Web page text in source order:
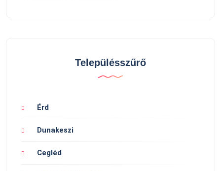
Településszűrő
Érd
Dunakeszi
Cegléd